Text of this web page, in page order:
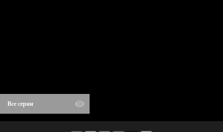
Все серии